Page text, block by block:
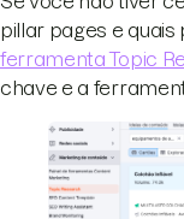
pillar pages e quais
ferramenta Topic
chave e a